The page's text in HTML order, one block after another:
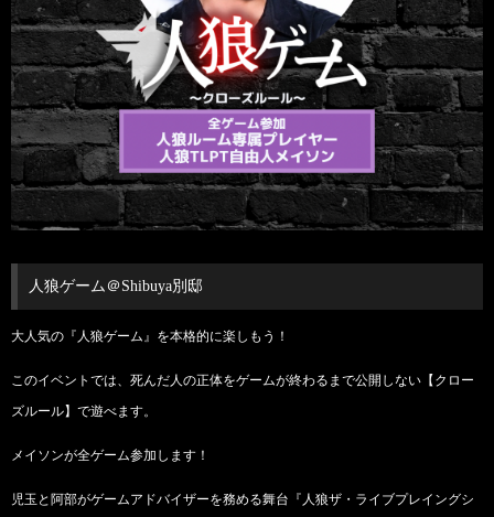
人狼ゲーム＠Shibuya別邸
大人気の『人狼ゲーム』を本格的に楽しもう！
このイベントでは、死んだ人の正体をゲームが終わるまで公開しない【クロー
ズルール】で遊べます。
メイソンが全ゲーム参加します！
児玉と阿部がゲームアドバイザーを務める舞台『人狼ザ・ライブプレイングシ